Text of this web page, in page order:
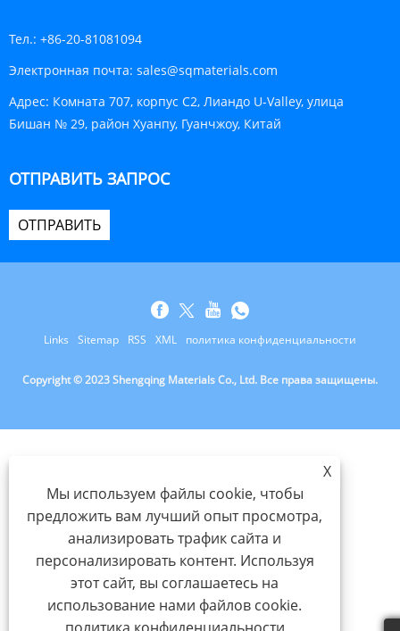
Тел.: +86-20-81081094
Электронная почта: sales@sqmaterials.com
Адрес: Комната 707, корпус C2, Лиандо U-Valley, улица
Бишан № 29, район Хуанпу, Гуанчжоу, Китай
ОТПРАВИТЬ ЗАПРОС
ОТПРАВИТЬ
Links Sitemap RSS XML политика конфиденциальности
Copyright © 2023 Shengqing Materials Co., Ltd. Все права защищены.
X
Мы используем файлы cookie, чтобы
предложить вам лучший опыт просмотра,
анализировать трафик сайта и
персонализировать контент. Используя
этот сайт, вы соглашаетесь на
использование нами файлов cookie.